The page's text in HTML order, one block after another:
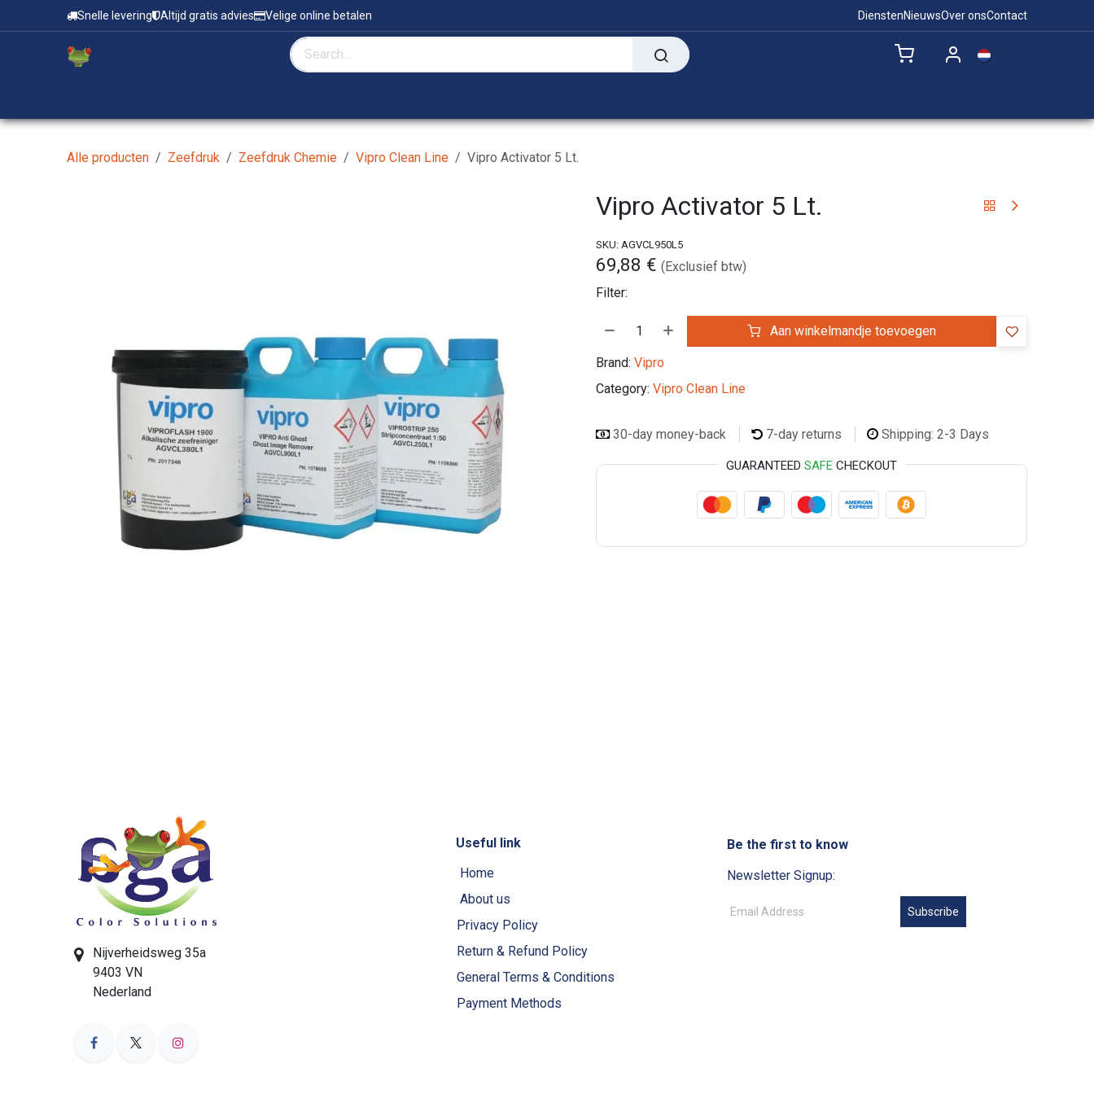
Overslaan naar inhoudSnelle levering Altijd gratis advies Velige online betalen DienstenNieuwsOver onsContact
Alle producten Zeefdruk Zeefdruk Chemie Vipro Clean Line Vipro Activator 5 Lt.
Vipro Activator 5 Lt.
SKU: AGVCL950L5
69,88 € (Exclusief btw)
Filter:
Aan winkelmandje toevoegen
Brand: Vipro
Category: Vipro Clean Line
30-day money-back 7-day returns Shipping: 2-3 Days
GUARANTEED SAFECHECKOUT
Nijverheidsweg 35a
9403 VN
Nederland
Useful link
Home
About us
Privacy Policy
Return & Refund Policy
General Terms & Conditions
Payment Methods
Be the first to know
Newsletter Signup:
Subscribe